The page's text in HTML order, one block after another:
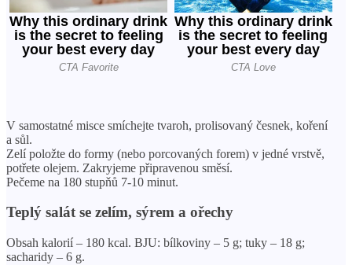
V samostatné misce smíchejte tvaroh, prolisovaný česnek, koření
a sůl.
Zelí položte do formy (nebo porcovaných forem) v jedné vrstvě,
potřete olejem. Zakryjeme připravenou směsí.
Pečeme na 180 stupňů 7-10 minut.
Teplý salát se zelím, sýrem a ořechy
Obsah kalorií – 180 kcal. BJU: bílkoviny – 5 g; tuky – 18 g;
sacharidy – 6 g.